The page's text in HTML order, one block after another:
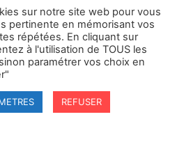
sur notre site web pour vous
pertinente en mémorisant vos
répétées. En cliquant sur
à l'utilisation de TOUS les
paramétrer vos choix en
REFUSER